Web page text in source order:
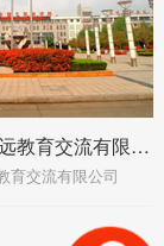
山东理工致远教育交流有限公司
育交流有限公司